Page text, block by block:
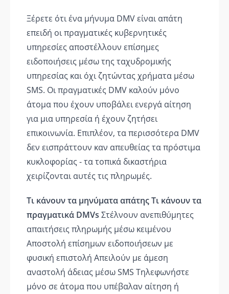
Ξέρετε ότι ένα μήνυμα DMV είναι απάτη
επειδή οι πραγματικές κυβερνητικές
υπηρεσίες αποστέλλουν επίσημες
ειδοποιήσεις μέσω της ταχυδρομικής
υπηρεσίας και όχι ζητώντας χρήματα μέσω
SMS. Οι πραγματικές DMV καλούν μόνο
άτομα που έχουν υποβάλει ενεργά αίτηση
για μια υπηρεσία ή έχουν ζητήσει
επικοινωνία. Επιπλέον, τα περισσότερα DMV
δεν εισπράττουν καν απευθείας τα πρόστιμα
κυκλοφορίας - τα τοπικά δικαστήρια
χειρίζονται αυτές τις πληρωμές.
Τι κάνουν τα μηνύματα απάτηςΤι κάνουν τα
πραγματικά DMVs Στέλνουν ανεπιθύμητες
απαιτήσεις πληρωμής μέσω κειμένου
Αποστολή επίσημων ειδοποιήσεων με
φυσική επιστολή Απειλούν με άμεση
αναστολή άδειας μέσω SMS Τηλεφωνήστε
μόνο σε άτομα που υπέβαλαν αίτηση ή